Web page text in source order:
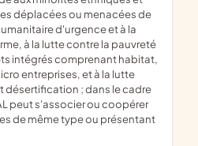
déplacées ou menacées de
d'urgence et à la
à la lutte contre la pauvreté
intégrés comprenant habitat,
entreprises, et à la lutte
; dans le cadre
peut s'associer ou coopérer
de même type ou présentant